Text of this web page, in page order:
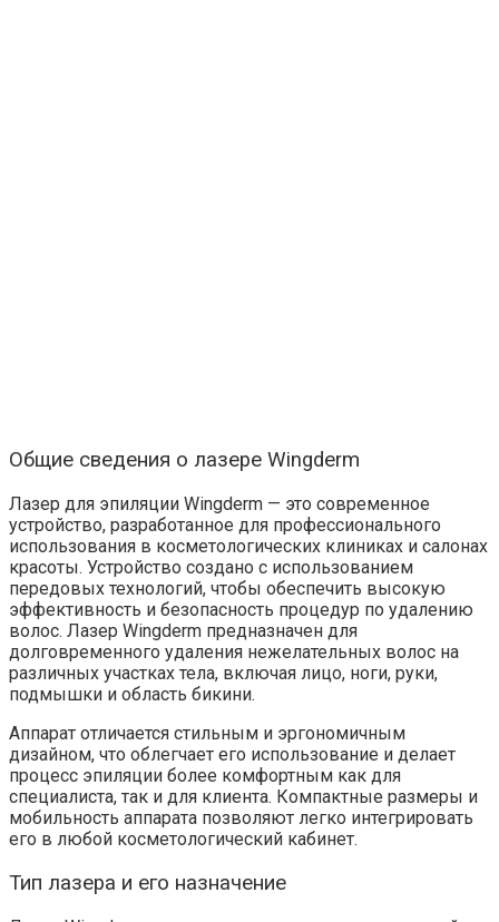
Общие сведения о лазере Wingderm
Лазер для эпиляции Wingderm — это современное
устройство, разработанное для профессионального
использования в косметологических клиниках и салонах
красоты. Устройство создано с использованием
передовых технологий, чтобы обеспечить высокую
эффективность и безопасность процедур по удалению
волос. Лазер Wingderm предназначен для
долговременного удаления нежелательных волос на
различных участках тела, включая лицо, ноги, руки,
подмышки и область бикини.
Аппарат отличается стильным и эргономичным
дизайном, что облегчает его использование и делает
процесс эпиляции более комфортным как для
специалиста, так и для клиента. Компактные размеры и
мобильность аппарата позволяют легко интегрировать
его в любой косметологический кабинет.
Тип лазера и его назначение